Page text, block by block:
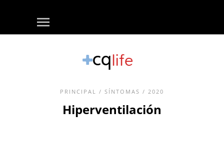
PRINCIPAL / SÍNTOMAS / 2020
Hiperventilación